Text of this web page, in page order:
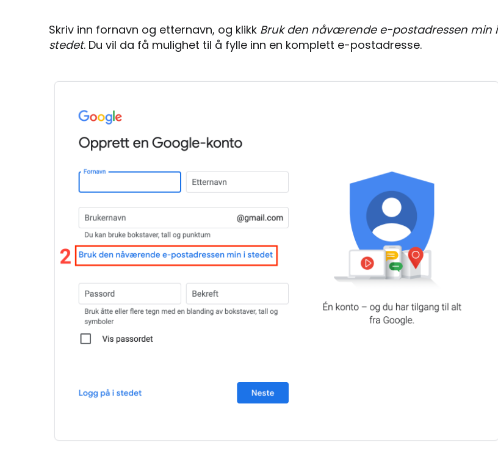
Skriv inn fornavn og etternavn, og klikk Bruk den nåværende e-postadressen min i
stedet. Du vil da få mulighet til å fylle inn en komplett e-postadresse.